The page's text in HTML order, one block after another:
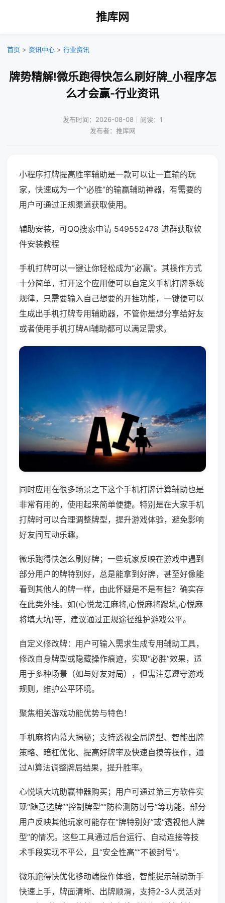
推库网
首页 > 资讯中心 > 行业资讯
牌势精解!微乐跑得快怎么刷好牌_小程序怎
么才会赢-行业资讯
发布时间：2026-08-08｜阅读：1
发布者：推库网
小程序打牌提高胜率辅助是一款可以让一直输的玩
家，快速成为一个“必胜”的输赢辅助神器，有需要的
用户可通过正规渠道获取使用。
辅助安装，可QQ搜索申请 549552478 进群获取软
件安装教程
手机打牌可以一键让你轻松成为“必赢”。其操作方式
十分简单，打开这个应用便可以自定义手机打牌系统
规律，只需要输入自己想要的开挂功能，一键便可以
生成出手机打牌专用辅助器，不管你是想分享给好友
或者使用手机打牌AI辅助都可以满足需求。
同时应用在很多场景之下这个手机打牌计算辅助也是
非常有用的，使用起来简单便捷。特别是在大家手机
打牌时可以合理调整牌型，提升游戏体验，避免影响
好友间互动乐趣。
微乐跑得快怎么刷好牌；一些玩家反映在游戏中遇到
部分用户的牌特别好，总是能拿到好牌，甚至好像能
看到其他人的牌一样，由此怀疑是不是有挂？确实存
在此类外挂。如(心悦龙江麻将,心悦麻将踢坑,心悦麻
将填大坑)等，建议通过正规途径维护游戏公平。
自定义修改牌：用户可输入需求生成专用辅助工具，
修改自身牌型或隐藏操作痕迹，实现“必胜”效果，适
用于多种场景（如与好友对局），但需注意遵守游戏
规则，维护公平环境。
聚焦相关游戏功能优势与特色！
手机麻将内幕大揭秘；支持透视全局牌型、智能出牌
策略、暗杠优化、提高好牌率及快速自摸等操作，通
过AI算法调整牌局结果，提升胜率。
心悦填大坑助赢神器购买；用户可通过第三方软件实
现“随意选牌”“控制牌型”“防检测防封号”等功能，部分
用户反映其他玩家可能存在“牌特别好”或“透视他人牌
型”的情况。这些工具通过后台运行、自动连接等技
术手段实现不平公，且“安全性高”“不被封号”。
微乐跑得快优化移动端操作体验，智能提示辅助新手
快速上手，牌面清晰、出牌顺滑，支持2-3人灵活对